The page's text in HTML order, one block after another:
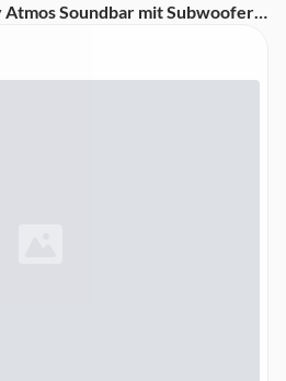
Atmos Soundbar mit Subwoofer